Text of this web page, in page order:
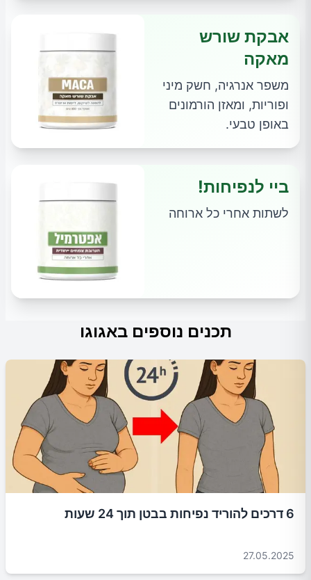
אבקת שורש
מאקה
משפר אנרגיה, חשק מיני
ופוריות, ומאזן הורמונים
באופן טבעי.
ביי לנפיחות!
לשתות אחרי כל ארוחה
תכנים נוספים באגוגו
6 דרכים להוריד נפיחות בבטן תוך 24 שעות
27.05.2025